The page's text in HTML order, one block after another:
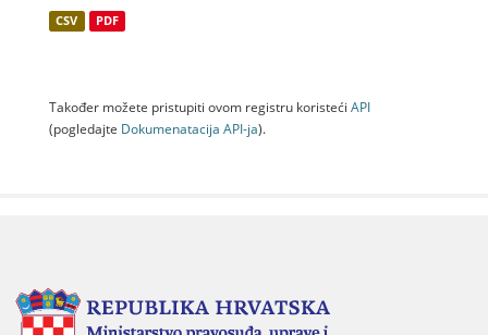
CSV PDF
Također možete pristupiti ovom registru koristeći API
(pogledajte Dokumenаtаcijа API-jа).